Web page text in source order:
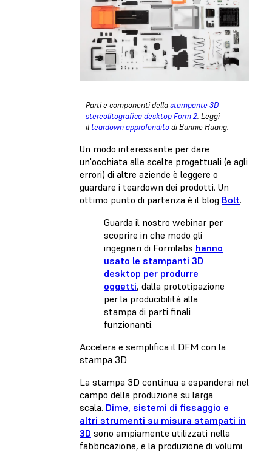
Parti e componenti dellastampante 3D
stereolitografica desktop Form 2. Leggi
ilteardown approfonditodi Bunnie Huang.
Un modo interessante per dare
un'occhiata alle scelte progettuali (e agli
errori) di altre aziende è leggere o
guardare i teardown dei prodotti. Un
ottimo punto di partenza è il blog Bolt.
Guarda il nostro webinar per
scoprire in che modo gli
ingegneri di Formlabs hanno
usato le stampanti 3D
desktop per produrre
oggetti, dalla prototipazione
per la producibilità alla
stampa di parti finali
funzionanti.
Accelera e semplifica il DFM con la
stampa 3D
La stampa 3D continua a espandersi nel
campo della produzione su larga
scala. Dime, sistemi di fissaggio e
altri strumenti su misura stampati in
3D sono ampiamente utilizzati nella
fabbricazione, e la produzione di volumi